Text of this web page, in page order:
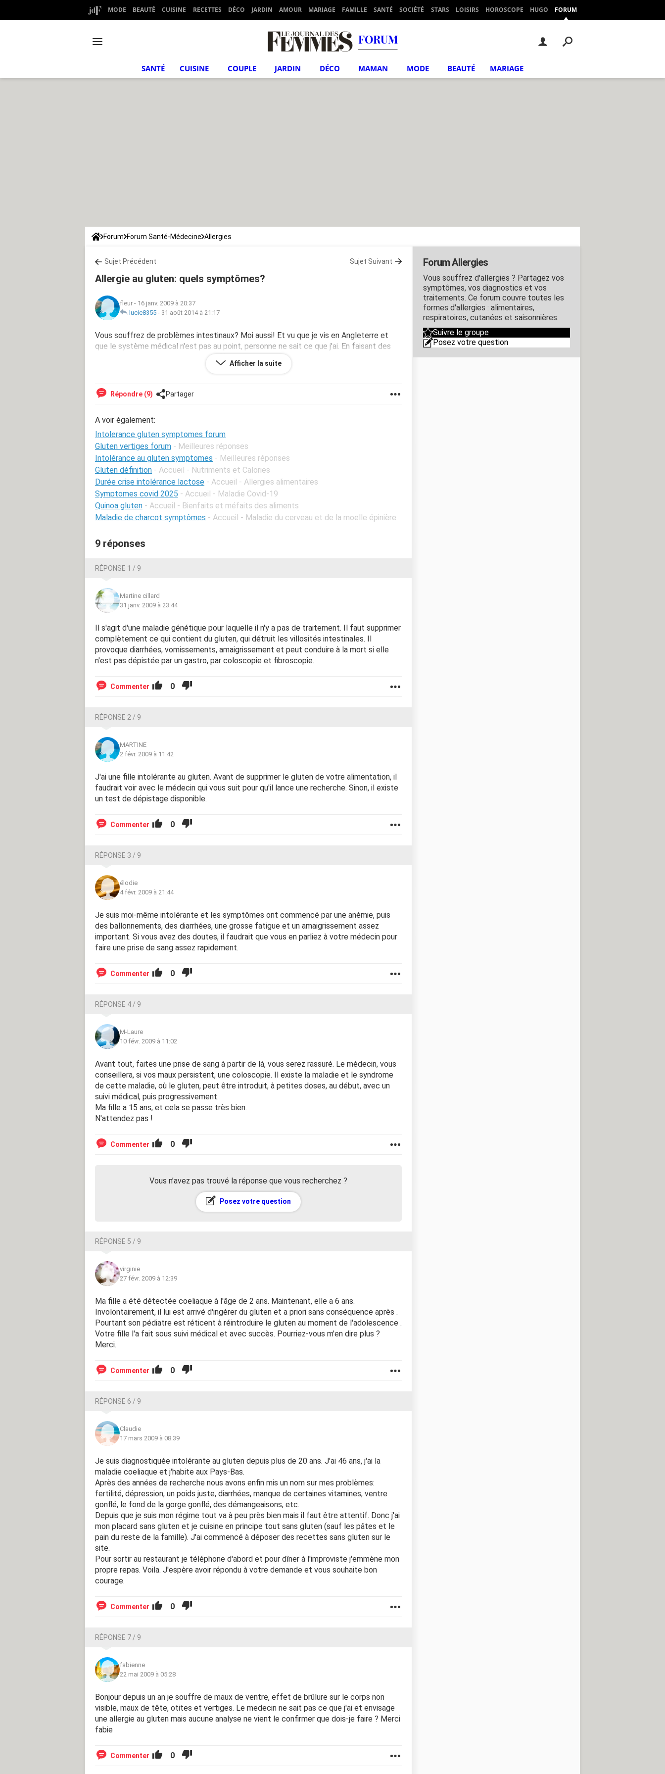
MODE BEAUTÉ CUISINE RECETTES DÉCO JARDIN AMOUR MARIAGE FAMILLE SANTÉ SOCIÉTÉ STARS LOISIRS HOROSCOPE HUGO FORUM
FORUM
SANTÉ CUISINE COUPLE JARDIN DÉCO MAMAN MODE BEAUTÉ MARIAGE
Forum Forum Santé-Médecine Allergies
Sujet Précédent Sujet Suivant
Allergie au gluten: quels symptômes?
fleur - 16 janv. 2009 à 20:37
lucie8355 - 31 août 2014 à 21:17
Vous souffrez de problèmes intestinaux? Moi aussi! Et vu que je vis en Angleterre et
que le système médical n'est pas au point, personne ne sait ce que j'ai. En faisant des
recherches, il me semble que je souffre d'une allergie au gluten. Quels sont vos
symptômes? Merci de vos témoignages.Afficher la suite
Répondre (9) Partager
A voir également:
Intolerance gluten symptomes forum
Gluten vertiges forum - Meilleures réponses
Intolérance au gluten symptomes - Meilleures réponses
Gluten définition - Accueil - Nutriments et Calories
Durée crise intolérance lactose - Accueil - Allergies alimentaires
Symptomes covid 2025 - Accueil - Maladie Covid-19
Quinoa gluten - Accueil - Bienfaits et méfaits des aliments
Maladie de charcot symptômes - Accueil - Maladie du cerveau et de la moelle épinière
9 réponses
RÉPONSE 1 / 9
Martine cillard
31 janv. 2009 à 23:44
Il s'agit d'une maladie génétique pour laquelle il n'y a pas de traitement. Il faut supprimer
complètement ce qui contient du gluten, qui détruit les villosités intestinales. Il
provoque diarrhées, vomissements, amaigrissement et peut conduire à la mort si elle
n'est pas dépistée par un gastro, par coloscopie et fibroscopie.
Commenter 0
RÉPONSE 2 / 9
MARTINE
2 févr. 2009 à 11:42
J'ai une fille intolérante au gluten. Avant de supprimer le gluten de votre alimentation, il
faudrait voir avec le médecin qui vous suit pour qu'il lance une recherche. Sinon, il existe
un test de dépistage disponible.
Commenter 0
RÉPONSE 3 / 9
élodie
4 févr. 2009 à 21:44
Je suis moi-même intolérante et les symptômes ont commencé par une anémie, puis
des ballonnements, des diarrhées, une grosse fatigue et un amaigrissement assez
important. Si vous avez des doutes, il faudrait que vous en parliez à votre médecin pour
faire une prise de sang assez rapidement.
Commenter 0
RÉPONSE 4 / 9
M-Laure
10 févr. 2009 à 11:02
Avant tout, faites une prise de sang à partir de là, vous serez rassuré. Le médecin, vous
conseillera, si vos maux persistent, une coloscopie. Il existe la maladie et le syndrome
de cette maladie, où le gluten, peut être introduit, à petites doses, au début, avec un
suivi médical, puis progressivement.
Ma fille a 15 ans, et cela se passe très bien.
N'attendez pas !
Commenter 0
Vous n’avez pas trouvé la réponse que vous recherchez ?
Posez votre question
RÉPONSE 5 / 9
virginie
27 févr. 2009 à 12:39
Ma fille a été détectée coeliaque à l'âge de 2 ans. Maintenant, elle a 6 ans.
Involontairement, il lui est arrivé d'ingérer du gluten et a priori sans conséquence après .
Pourtant son pédiatre est réticent à réintroduire le gluten au moment de l'adolescence .
Votre fille l'a fait sous suivi médical et avec succès. Pourriez-vous m'en dire plus ?
Merci.
Commenter 0
RÉPONSE 6 / 9
Claudie
17 mars 2009 à 08:39
Je suis diagnostiquée intolérante au gluten depuis plus de 20 ans. J'ai 46 ans, j'ai la
maladie coeliaque et j'habite aux Pays-Bas.
Après des années de recherche nous avons enfin mis un nom sur mes problèmes:
fertilité, dépression, un poids juste, diarrhées, manque de certaines vitamines, ventre
gonflé, le fond de la gorge gonflé, des démangeaisons, etc.
Depuis que je suis mon régime tout va à peu près bien mais il faut être attentif. Donc j'ai
mon placard sans gluten et je cuisine en principe tout sans gluten (sauf les pâtes et le
pain du reste de la famille). J'ai commencé à déposer des recettes sans gluten sur le
site.
Pour sortir au restaurant je téléphone d'abord et pour dîner à l'improviste j'emmène mon
propre repas. Voila. J'espère avoir répondu à votre demande et vous souhaite bon
courage.
Commenter 0
RÉPONSE 7 / 9
fabienne
22 mai 2009 à 05:28
Bonjour depuis un an je souffre de maux de ventre, effet de brûlure sur le corps non
visible, maux de tête, otites et vertiges. Le medecin ne sait pas ce que j'ai et envisage
une allergie au gluten mais aucune analyse ne vient le confirmer que dois-je faire ? Merci
fabie
Commenter 0
Forum Allergies
Vous souffrez d'allergies ? Partagez vos
symptômes, vos diagnostics et vos
traitements. Ce forum couvre toutes les
formes d'allergies : alimentaires,
respiratoires, cutanées et saisonnières.
Suivre le groupe
Posez votre question